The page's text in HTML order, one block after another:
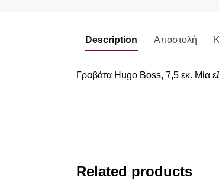
Description Αποστολή
Γραβάτα Hugo Boss, 7,5 εκ. Μία
Related products